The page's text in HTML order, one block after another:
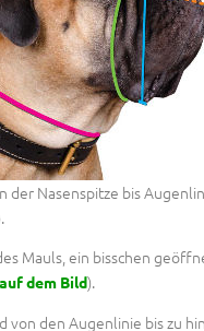
der Nasenspitze bis
Mauls, ein bisschen
dem Bild).
von den Augenlinie bis zu